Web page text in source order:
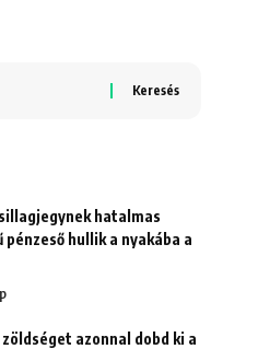
hatalmas
pénzeső hullik a nyakába a
azonnal dobd ki a